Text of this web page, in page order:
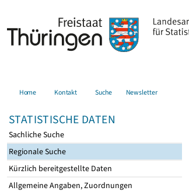
Home Kontakt Suche Newsletter
STATISTISCHE DATEN
Sachliche Suche
Regionale Suche
Kürzlich bereitgestellte Daten
Allgemeine Angaben, Zuordnungen